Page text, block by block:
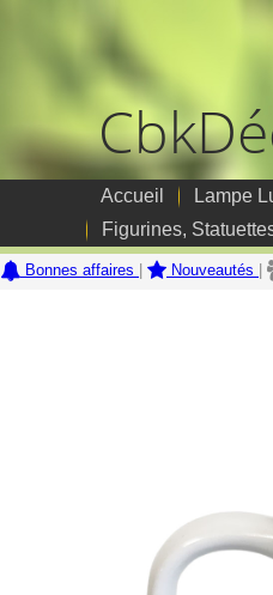
Accueil Lampe
Figurines,
Bonnes affaires Nouveautés